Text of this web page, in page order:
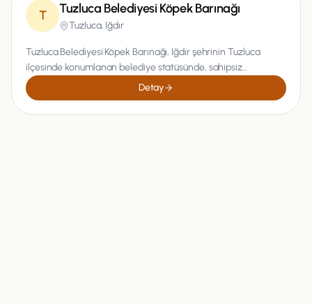
T Tuzluca Belediyesi Köpek Barınağı
Tuzluca, Iğdır
Tuzluca Belediyesi Köpek Barınağı, Iğdır şehrinin Tuzluca
ilçesinde konumlanan belediye statüsünde, sahipsiz
hayvanların güvenli geleceğini güçlendirm...
Detay